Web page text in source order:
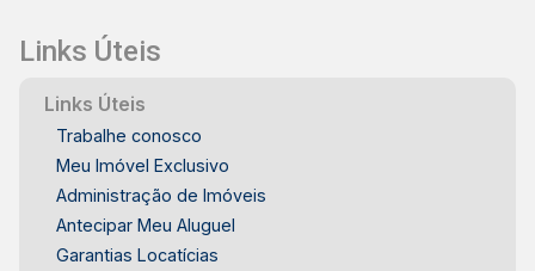
Links Úteis
Links Úteis
Trabalhe conosco
Meu Imóvel Exclusivo
Administração de Imóveis
Antecipar Meu Aluguel
Garantias Locatícias